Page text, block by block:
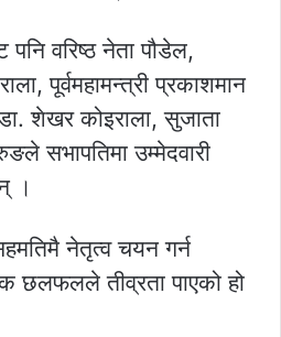
वरिष्ठ नेता पौडेल,
पूर्वमहामन्त्री प्रकाशमान
शेखर कोइराला, सुजाता
सभापतिमा उम्मेदवारी
।
नेतृत्व चयन गर्न
छलफलले तीव्रता पाएको हो